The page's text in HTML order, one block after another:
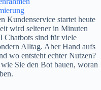
Kundenservice startet heute
wird seltener in Minuten
Chatbots sind für viele
Alltag. Aber Hand aufs
wo entsteht echter Nutzen?
Sie den Bot bauen, woran